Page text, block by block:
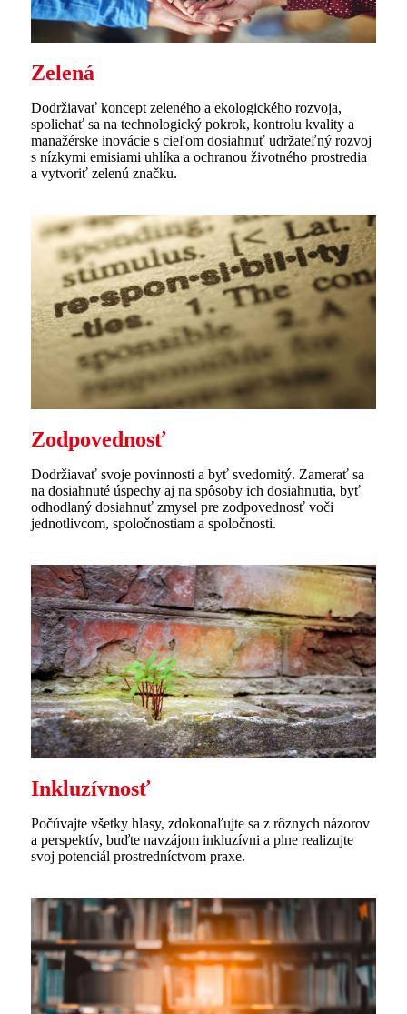
Zelená
Dodržiavať koncept zeleného a ekologického rozvoja,
spoliehať sa na technologický pokrok, kontrolu kvality a
manažérske inovácie s cieľom dosiahnuť udržateľný rozvoj
s nízkymi emisiami uhlíka a ochranou životného prostredia
a vytvoriť zelenú značku.
Zodpovednosť
Dodržiavať svoje povinnosti a byť svedomitý. Zamerať sa
na dosiahnuté úspechy aj na spôsoby ich dosiahnutia, byť
odhodlaný dosiahnuť zmysel pre zodpovednosť voči
jednotlivcom, spoločnostiam a spoločnosti.
Inkluzívnosť
Počúvajte všetky hlasy, zdokonaľujte sa z rôznych názorov
a perspektív, buďte navzájom inkluzívni a plne realizujte
svoj potenciál prostredníctvom praxe.